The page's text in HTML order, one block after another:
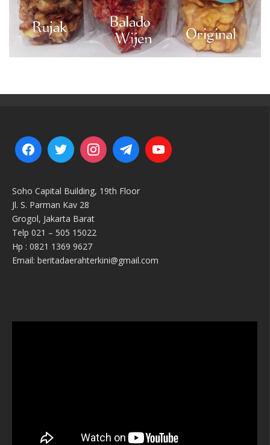
Soho Capital Building, 19th Floor
Jl. S. Parman Kav 28
Grogol, Jakarta Barat
Telp 021 – 505 15022
Hp : 0821 1369 9627
Email: beritadaerahterkini@gmail.com